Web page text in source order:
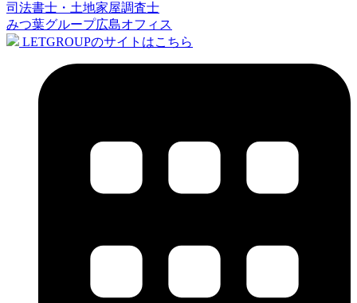
司法書士・土地家屋調査士
みつ葉グループ広島オフィス
LETGROUPのサイトはこちら